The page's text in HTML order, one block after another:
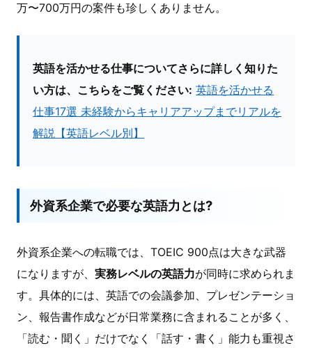
万〜700万円の案件も珍しくありません。
英語を活かせる仕事についてさらに詳しく知りた
い方は、こちらをご覧ください: 英語を活かせる
仕事17選 未経験からキャリアアップまでリアルを
解説【英語レベル別】
外資系企業で必要な英語力とは?
外資系企業への転職では、TOEIC 900点は大きな武器
になりますが、 実務レベルの英語力が同時に求められま
す。具体的には、英語での会議参加、プレゼンテーショ
ン、報告書作成などが日常業務に含まれることが多く、
「読む・聞く」だけでなく「話す・書く」能力も重視さ